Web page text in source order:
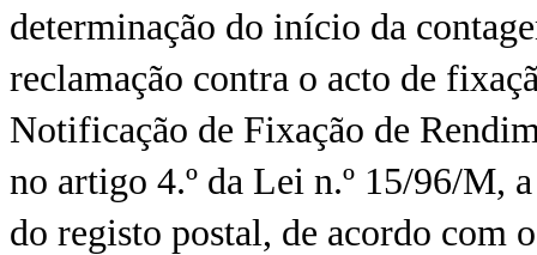
determinação do início da
reclamação contra o acto de
Notificação de Fixação de
no artigo 4.º da Lei n.º 15/96/M,
do registo postal, de acordo com